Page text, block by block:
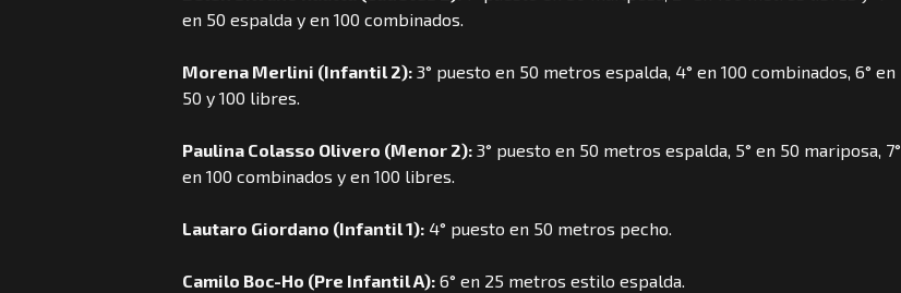
en 50 espalda y en 100 combinados.
Morena Merlini (Infantil 2): 3° puesto en 50 metros espalda, 4° en 100 combinados, 6° en
50 y 100 libres.
Paulina Colasso Olivero (Menor 2): 3° puesto en 50 metros espalda, 5° en 50 mariposa, 7°
en 100 combinados y en 100 libres.
Lautaro Giordano (Infantil 1): 4° puesto en 50 metros pecho.
Camilo Boc-Ho (Pre Infantil A): 6° en 25 metros estilo espalda.